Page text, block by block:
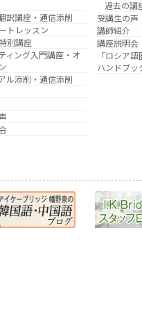
訳講座・通信添削
トレッスン
別講座
ィング入門講座・オ
ル添削・通信添削
過去の講
受講生の声
講師紹介
講座説明会
「ロシア
ハンドブッ